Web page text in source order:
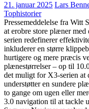
21. januar 2025 Lars
Tophistorier
Pressemeddelelse fra
at erobre store plæner
serien redefinerer
inkluderer en større
hurtigere og mere præcis
plænestørrelser – op til
det muligt for X3-serien at
understøtter en sundere
to gange om ugen eller
3.0 navigation til at tackle